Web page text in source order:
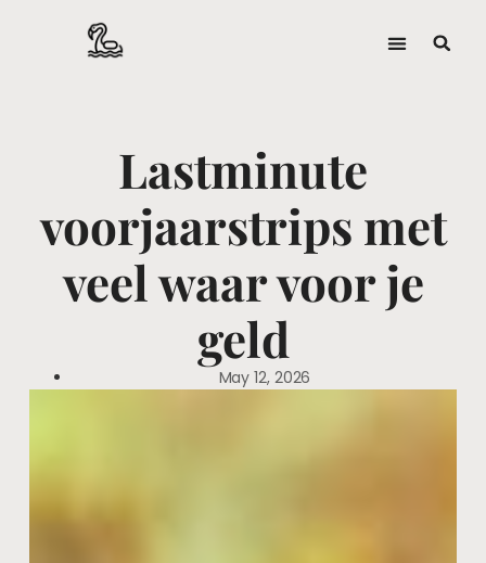
Lastminute
voorjaarstrips met
veel waar voor je
geld
May 12, 2026